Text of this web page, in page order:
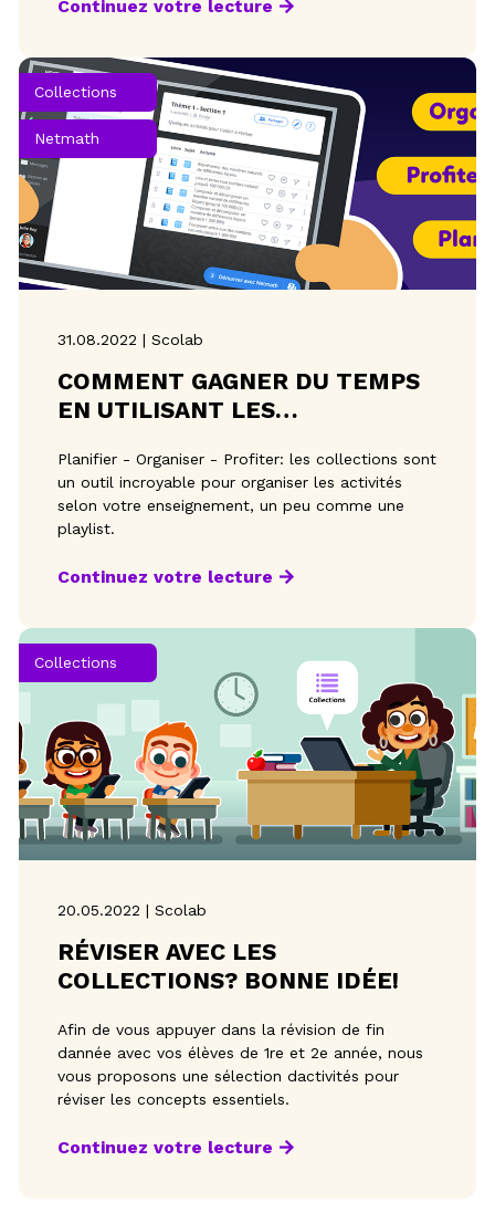
Continuez votre lecture
Collections
Netmath
31.08.2022 | Scolab
COMMENT GAGNER DU TEMPS
EN UTILISANT LES
Planifier - Organiser - Profiter: les collections sont
un outil incroyable pour organiser les activités
selon votre enseignement, un peu comme une
playlist.
Continuez votre lecture
Collections
20.05.2022 | Scolab
RÉVISER AVEC LES
COLLECTIONS? BONNE IDÉE!
Afin de vous appuyer dans la révision de fin
dannée avec vos élèves de 1re et 2e année, nous
vous proposons une sélection dactivités pour
réviser les concepts essentiels.
Continuez votre lecture